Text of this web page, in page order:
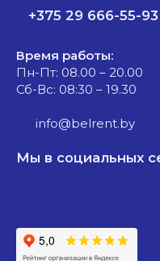
+375 29 666-55-
Время работы:
Пн-Пт: 08.00 – 20.00
Сб-Вс: 08:30 – 19.30
info@belrent.by
Мы в социальных